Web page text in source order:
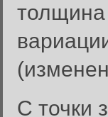
С точки